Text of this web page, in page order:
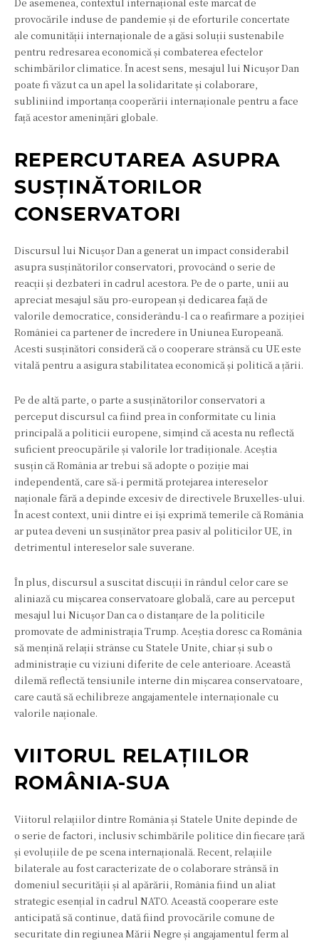
provocările induse de pandemie și de eforturile concertate
ale comunității internaționale de a găsi soluții sustenabile
pentru redresarea economică și combaterea efectelor
schimbărilor climatice. În acest sens, mesajul lui Nicușor Dan
poate fi văzut ca un apel la solidaritate și colaborare,
subliniind importanța cooperării internaționale pentru a face
față acestor amenințări globale.
REPERCUTAREA ASUPRA
SUSȚINĂTORILOR
CONSERVATORI
Discursul lui Nicușor Dan a generat un impact considerabil
asupra susținătorilor conservatori, provocând o serie de
reacții și dezbateri în cadrul acestora. Pe de o parte, unii au
apreciat mesajul său pro-european și dedicarea față de
valorile democratice, considerându-l ca o reafirmare a poziției
României ca partener de încredere în Uniunea Europeană.
Acesti susținători consideră că o cooperare strânsă cu UE este
vitală pentru a asigura stabilitatea economică și politică a țării.
Pe de altă parte, o parte a susținătorilor conservatori a
perceput discursul ca fiind prea în conformitate cu linia
principală a politicii europene, simțind că acesta nu reflectă
suficient preocupările și valorile lor tradiționale. Aceștia
susțin că România ar trebui să adopte o poziție mai
independentă, care să-i permită protejarea intereselor
naționale fără a depinde excesiv de directivele Bruxelles-ului.
În acest context, unii dintre ei își exprimă temerile că România
ar putea deveni un susținător prea pasiv al politicilor UE, în
detrimentul intereselor sale suverane.
În plus, discursul a suscitat discuții în rândul celor care se
aliniază cu mișcarea conservatoare globală, care au perceput
mesajul lui Nicușor Dan ca o distanțare de la politicile
promovate de administrația Trump. Aceștia doresc ca România
să mențină relații strânse cu Statele Unite, chiar și sub o
administrație cu viziuni diferite de cele anterioare. Această
dilemă reflectă tensiunile interne din mișcarea conservatoare,
care caută să echilibreze angajamentele internaționale cu
valorile naționale.
VIITORUL RELAȚIILOR
ROMÂNIA-SUA
Viitorul relațiilor dintre România și Statele Unite depinde de
o serie de factori, inclusiv schimbările politice din fiecare țară
și evoluțiile de pe scena internațională. Recent, relațiile
bilaterale au fost caracterizate de o colaborare strânsă în
domeniul securității și al apărării, România fiind un aliat
strategic esențial în cadrul NATO. Această cooperare este
anticipată să continue, dată fiind provocările comune de
securitate din regiunea Mării Negre și angajamentul ferm al